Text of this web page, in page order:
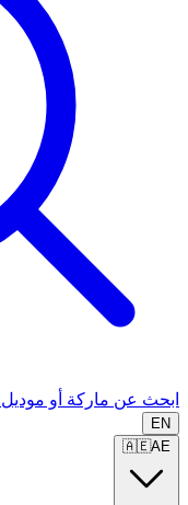
ابحث عن ماركة أو
EN
🇦🇪AE